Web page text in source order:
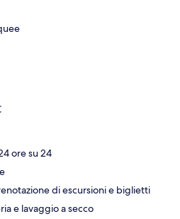
ore su 24
di escursioni e biglietti
e lavaggio a secco